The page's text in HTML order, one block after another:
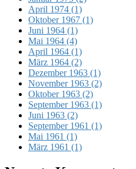
April 1974 (1)
Oktober 1967 (1)
Juni 1964 (1)
Mai 1964 (4)
April 1964 (1)
März 1964 (2)
Dezember 1963 (1)
November 1963 (2)
Oktober 1963 (2)
September 1963 (1)
Juni 1963 (2)
September 1961 (1)
Mai 1961 (1)
März 1961 (1)